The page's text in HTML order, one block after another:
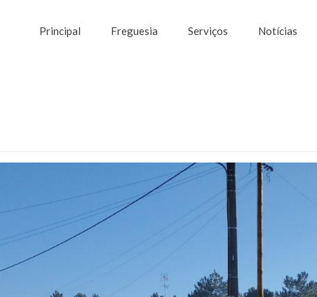
Principal Freguesia Serviços Notícias